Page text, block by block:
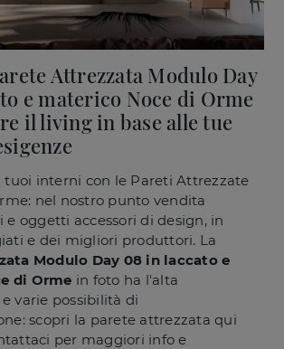
Attrezzata Modulo Day
e materico Noce di Orme
il living in base alle tue
tuoi interni con le Pareti Attrezzate
nel nostro punto vendita
oggetti accessori di design, in
e dei migliori produttori. La
Modulo Day 08 in laccato e
di Orme in foto ha l'alta
varie possibilità di
scopri la parete attrezzata qui
per maggiori info e